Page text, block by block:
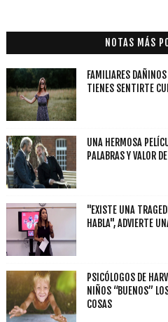
NOTAS MÁS
FAMILIARES
TIENES SENTIRTE
UNA HERMOSA
PALABRAS Y VALOR
"EXISTE UNA
HABLA", ADVIERTE
PSICÓLOGOS DE
NIÑOS “BUENOS”
COSAS